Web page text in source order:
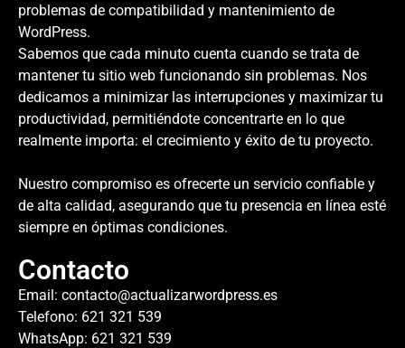
problemas de compatibilidad y mantenimiento de
WordPress.
Sabemos que cada minuto cuenta cuando se trata de
mantener tu sitio web funcionando sin problemas. Nos
dedicamos a minimizar las interrupciones y maximizar tu
productividad, permitiéndote concentrarte en lo que
realmente importa: el crecimiento y éxito de tu proyecto.
Nuestro compromiso es ofrecerte un servicio confiable y
de alta calidad, asegurando que tu presencia en línea esté
siempre en óptimas condiciones.
Contacto
Email: contacto@actualizarwordpress.es
Telefono: 621 321 539
WhatsApp: 621 321 539